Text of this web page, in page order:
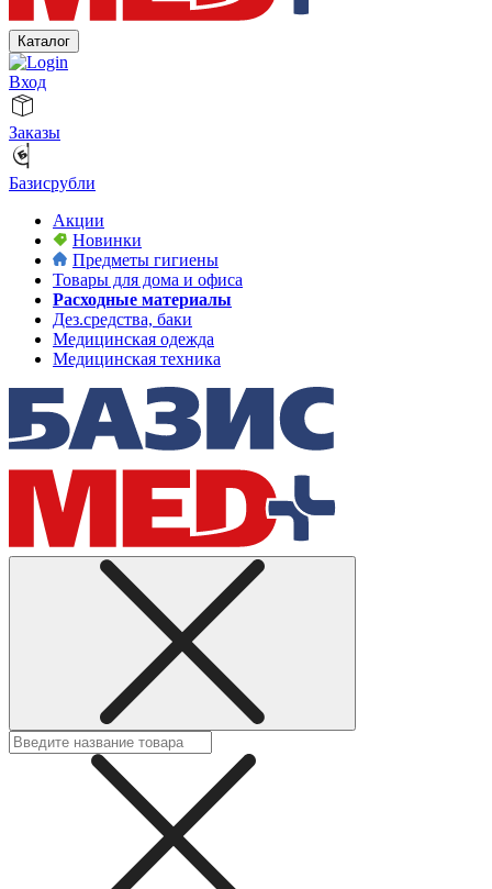
Каталог
Вход
Заказы
Базисрубли
Акции
Новинки
Предметы гигиены
Товары для дома и офиса
Расходные материалы
Дез.средства, баки
Медицинская одежда
Медицинская техника